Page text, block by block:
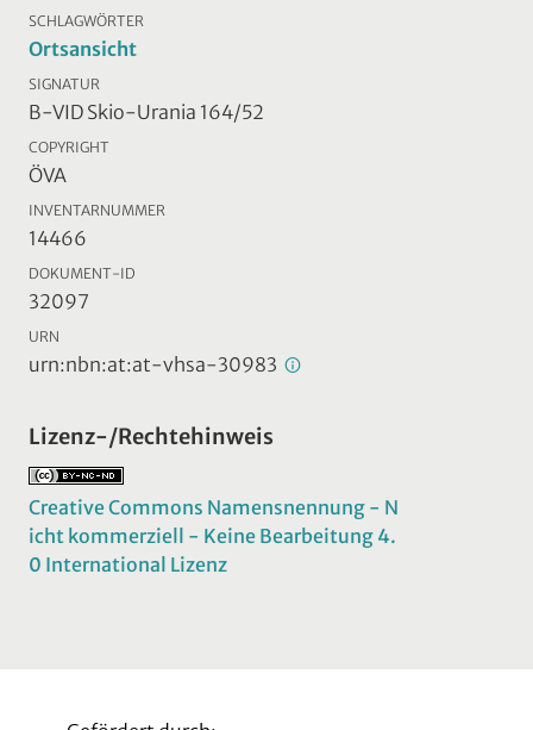
SCHLAGWÖRTER
Ortsansicht
SIGNATUR
B-VID Skio-Urania 164/52
COPYRIGHT
ÖVA
INVENTARNUMMER
14466
DOKUMENT-ID
32097
URN
urn:nbn:at:at-vhsa-30983
Lizenz-/Rechtehinweis
Creative Commons Namensnennung - N
icht kommerziell - Keine Bearbeitung 4.
0 International Lizenz